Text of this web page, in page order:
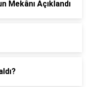
Mekânı Açıklandı